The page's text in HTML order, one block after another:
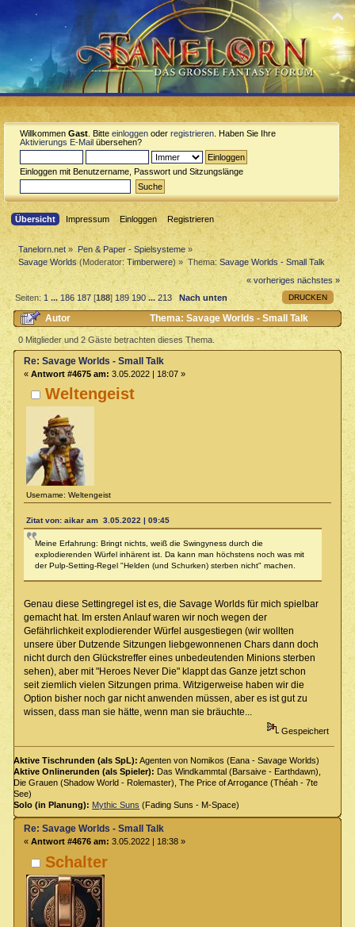
Willkommen Gast . Bitte einloggen oder registrieren . Haben Sie Ihre
Aktivierungs E-Mail übersehen?
Einloggen mit Benutzername, Passwort und Sitzungslänge
Übersicht Impressum Einloggen Registrieren
Tanelorn.net » Pen & Paper - Spielsysteme»
Savage Worlds(Moderator:Timberwere) » Thema: Savage Worlds - Small Talk
« vorheriges nächstes »
DRUCKEN
Seiten:1 ...186 187 [188]189 190 ...213 Nach unten
Autor
Thema: Savage Worlds - Small Talk
(Gelesen 912812 mal)
0 Mitglieder und 2 Gäste betrachten dieses Thema.
Weltengeist
Username: Weltengeist
Re: Savage Worlds - Small Talk
« Antwort #4675 am: 3.05.2022 | 18:07 »
Zitat von: aikar am 3.05.2022 | 09:45
Meine Erfahrung: Bringt nichts, weiß die Swingyness durch die
explodierenden Würfel inhärent ist. Da kann man höchstens noch was mit
der Pulp-Setting-Regel "Helden (und Schurken) sterben nicht" machen.
Genau diese Settingregel ist es, die Savage Worlds für mich spielbar
gemacht hat. Im ersten Anlauf waren wir noch wegen der
Gefährlichkeit explodierender Würfel ausgestiegen (wir wollten
unsere über Dutzende Sitzungen liebgewonnenen Chars dann doch
nicht durch den Glückstreffer eines unbedeutenden Minions sterben
sehen), aber mit "Heroes Never Die" klappt das Ganze jetzt schon
seit ziemlich vielen Sitzungen prima. Witzigerweise haben wir die
Option bisher noch gar nicht anwenden müssen, aber es ist gut zu
wissen, dass man sie hätte, wenn man sie bräuchte...
Gespeichert
Aktive Tischrunden (als SpL): Agenten von Nomikos (Eana - Savage Worlds)
Aktive Onlinerunden (als Spieler): Das Windkammtal (Barsaive - Earthdawn),
Die Grauen (Shadow World - Rolemaster), The Price of Arrogance (Théah - 7te
See)
Solo (in Planung): Mythic Suns (Fading Suns - M-Space)
Schalter
Re: Savage Worlds - Small Talk
« Antwort #4676 am: 3.05.2022 | 18:38 »